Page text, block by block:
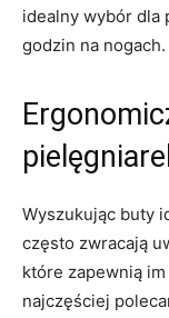
idealny wybór dla
godzin na nogach.
Wyszukując buty
często zwracają
które zapewnią
najczęściej